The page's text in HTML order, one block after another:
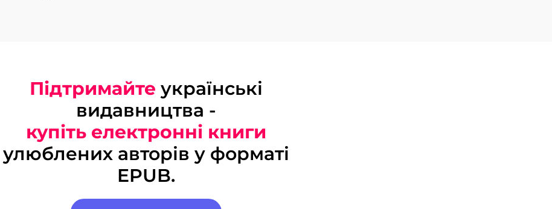
Підтримайте українські
видавництва -
купіть електронні книги
улюблених авторів у форматі
EPUB.